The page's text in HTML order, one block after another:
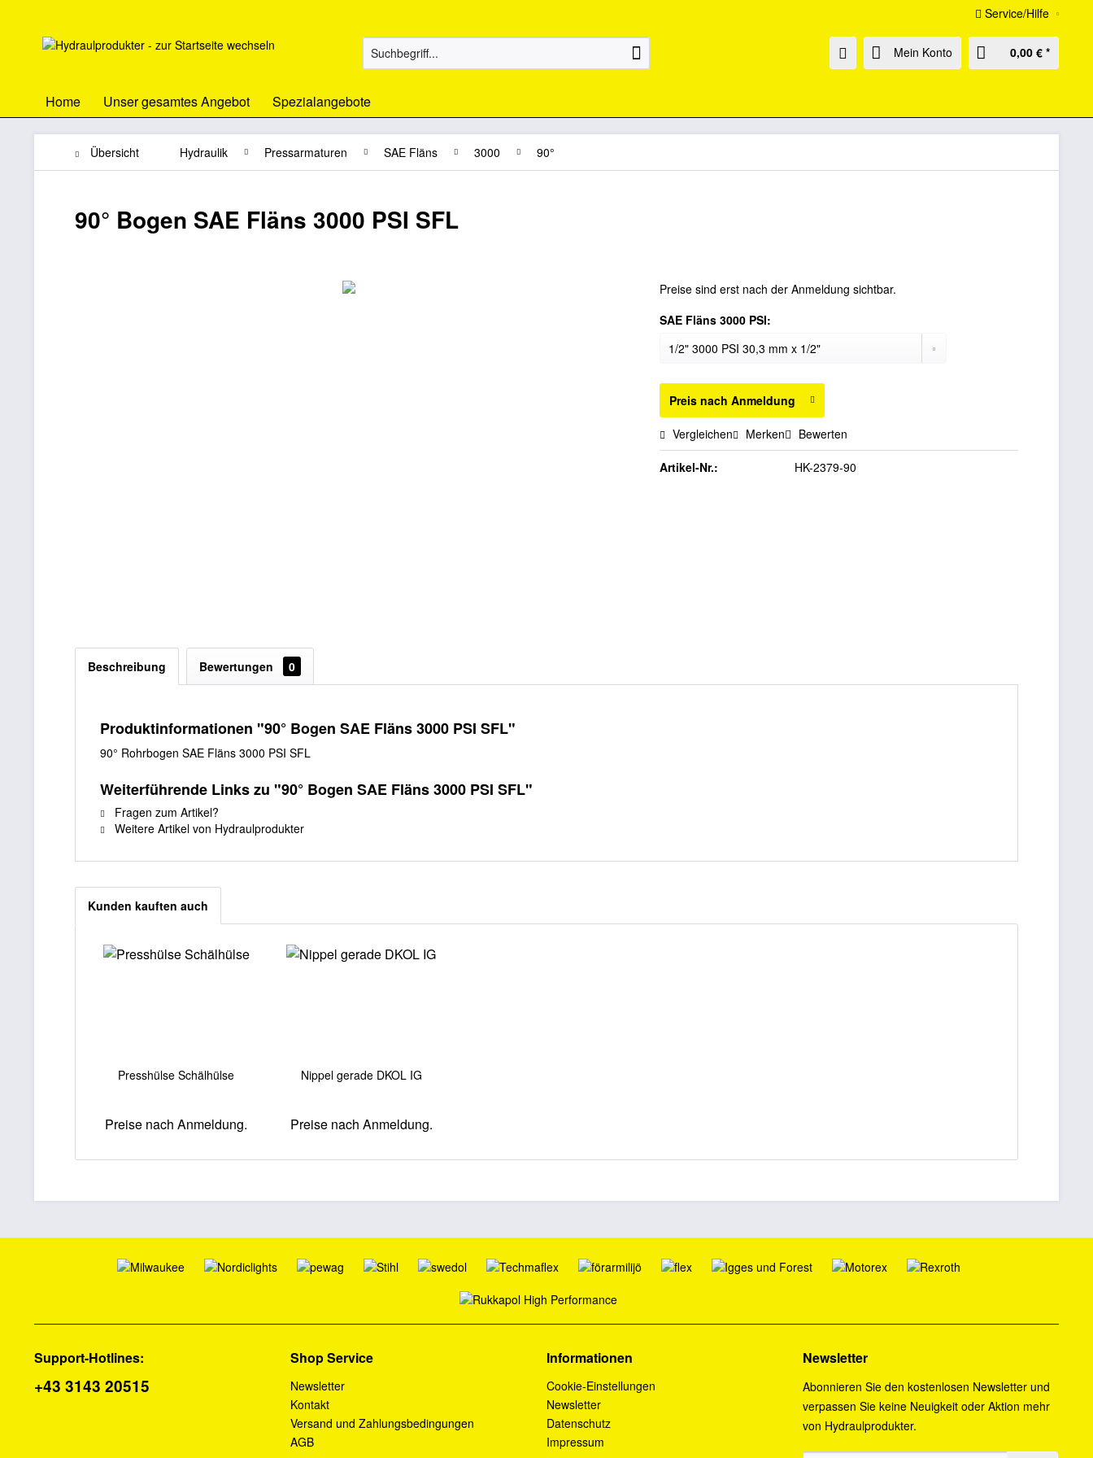
Service/Hilfe
Mein Konto 0,00 € *
Home Unser gesamtes Angebot Spezialangebote
Übersicht Hydraulik Pressarmaturen SAE Fläns 3000 90°
90° Bogen SAE Fläns 3000 PSI SFL
Preise sind erst nach der Anmeldung sichtbar.
SAE Fläns 3000 PSI:
Preis nach Anmeldung
Vergleichen Merken Bewerten
Artikel-Nr.: HK-2379-90
Beschreibung Bewertungen 0
Produktinformationen "90° Bogen SAE Fläns 3000 PSI SFL"
90° Rohrbogen SAE Fläns 3000 PSI SFL
Weiterführende Links zu "90° Bogen SAE Fläns 3000 PSI SFL"
Fragen zum Artikel?
Weitere Artikel von Hydraulprodukter
Kunden kauften auch
Presshülse Schälhülse
Preise nach Anmeldung.
Nippel gerade DKOL IG
Preise nach Anmeldung.
Support-Hotlines:
+43 3143 20515
Shop Service
Newsletter
Kontakt
Versand und Zahlungsbedingungen
AGB
Informationen
Cookie-Einstellungen
Newsletter
Datenschutz
Impressum
Newsletter
Abonnieren Sie den kostenlosen Newsletter und
verpassen Sie keine Neuigkeit oder Aktion mehr
von Hydraulprodukter.